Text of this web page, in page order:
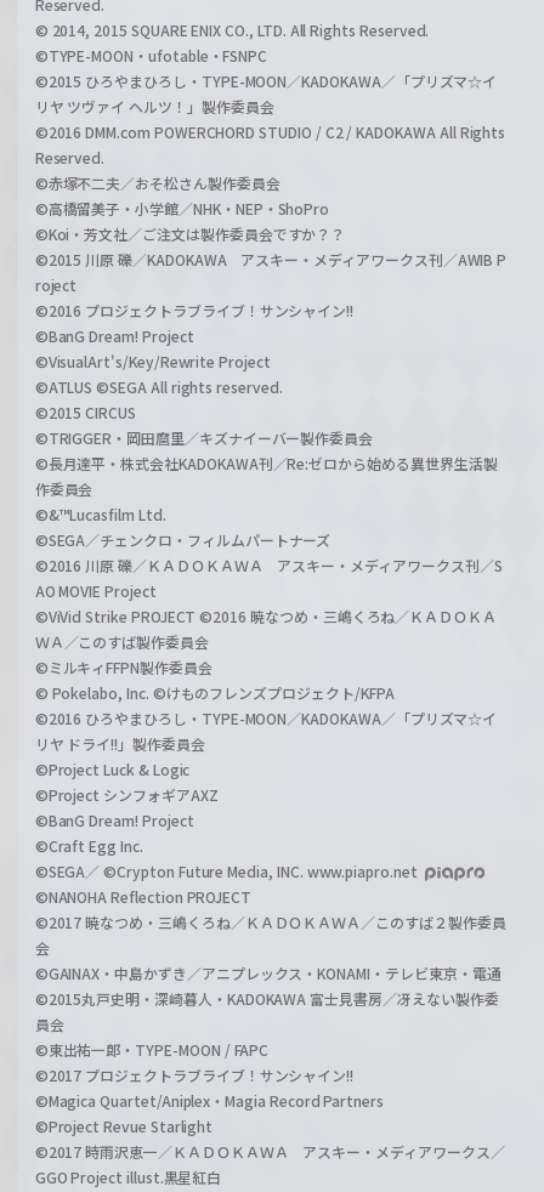
© 2014, 2015 SQUARE ENIX CO., LTD. All Rights Reserved.
©TYPE-MOON・ufotable・FSNPC
©2015 ひろやまひろし・TYPE-MOON／KADOKAWA／「プリズマ☆イ
リヤ ツヴァイ ヘルツ！」製作委員会
©2016 DMM.com POWERCHORD STUDIO / C2 / KADOKAWA All Rights
Reserved.
©赤塚不二夫／おそ松さん製作委員会
©高橋留美子・小学館／NHK・NEP・ShoPro
©Koi・芳文社／ご注文は製作委員会ですか？？
©2015 川原 礫／KADOKAWA アスキー・メディアワークス刊／AWIB P
roject
©2016 プロジェクトラブライブ！サンシャイン!!
©BanG Dream! Project
©VisualArt's/Key/Rewrite Project
©ATLUS ©SEGA All rights reserved.
©2015 CIRCUS
©TRIGGER・岡田麿里／キズナイーバー製作委員会
©長月達平・株式会社KADOKAWA刊／Re:ゼロから始める異世界生活製
作委員会
©&™Lucasfilm Ltd.
©SEGA／チェンクロ・フィルムパートナーズ
©2016 川原 礫／ＫＡＤＯＫＡＷＡ アスキー・メディアワークス刊／S
AO MOVIE Project
©ViVid Strike PROJECT ©2016 暁なつめ・三嶋くろね／ＫＡＤＯＫＡ
ＷＡ／このすば製作委員会
©ミルキィFFPN製作委員会
© Pokelabo, Inc. ©けものフレンズプロジェクト/KFPA
©2016 ひろやまひろし・TYPE-MOON／KADOKAWA／「プリズマ☆イ
リヤ ドライ!!」製作委員会
©Project Luck & Logic
©Project シンフォギアAXZ
©BanG Dream! Project
©Craft Egg Inc.
©SEGA／ ©Crypton Future Media, INC. www.piapro.net
©NANOHA Reflection PROJECT
©2017 暁なつめ・三嶋くろね／ＫＡＤＯＫＡＷＡ／このすば２製作委員
会
©GAINAX・中島かずき／アニプレックス・KONAMI・テレビ東京・電通
©2015丸戸史明・深崎暮人・KADOKAWA 富士見書房／冴えない製作委
員会
©東出祐一郎・TYPE-MOON / FAPC
©2017 プロジェクトラブライブ！サンシャイン!!
©Magica Quartet/Aniplex・Magia Record Partners
©Project Revue Starlight
©2017 時雨沢恵一／ＫＡＤＯＫＡＷＡ アスキー・メディアワークス／
GGO Project illust.黒星紅白